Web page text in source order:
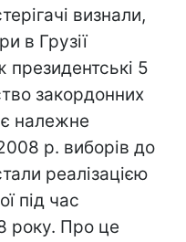
визнали,
в Грузії
5
закордонних
належне
р. виборів до
реалізацією
під час
року. Про це